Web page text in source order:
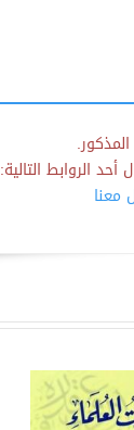
الروابط التالية:
معنا